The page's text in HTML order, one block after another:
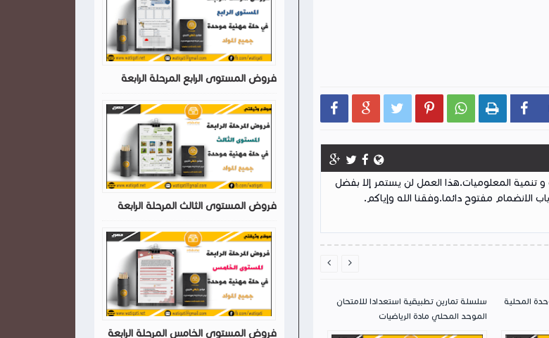
     
المعلوميات.هذا العمل لن يستمر إلا بفضل
الانضمام مفتوح دائما.وفقنا الله وإياكم.
سلسلة تمارين تطبيقية استعدادا للامتحان
الموحد المحلي مادة الرياضيات
المحلية
 
فروض المستوى الرابع المرحلة الرابعة
فروض المستوى الثالث المرحلة الرابعة
فروض المستوى الخامس المرحلة الرابعة